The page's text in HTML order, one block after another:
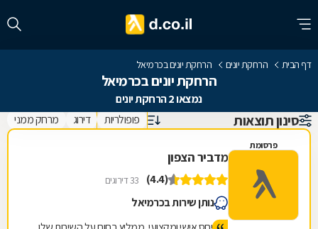
דף הבית הרחקת יונים הרחקת יונים בכרמיאל
הרחקת יונים בכרמיאל
נמצאו 2 הרחקת יונים
סינון תוצאות פופולריות דירוג מרחק ממני
פרסומת
מדביר הצפון
(4.4) 33 דירוגים
נותן שירות בכרמיאל